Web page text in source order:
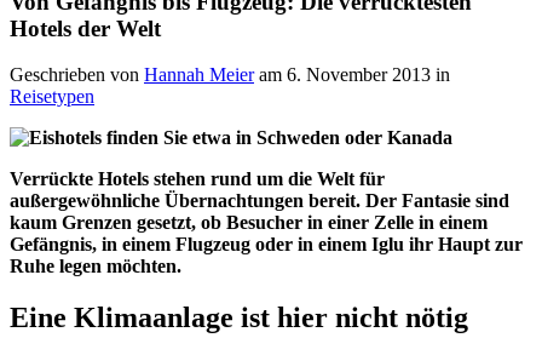
Hotels der Welt
Geschrieben von Hannah Meier am 6. November 2013 in
Reisetypen
Verrückte Hotels stehen rund um die Welt für
außergewöhnliche Übernachtungen bereit. Der Fantasie sind
kaum Grenzen gesetzt, ob Besucher in einer Zelle in einem
Gefängnis, in einem Flugzeug oder in einem Iglu ihr Haupt zur
Ruhe legen möchten.
Eine Klimaanlage ist hier nicht nötig